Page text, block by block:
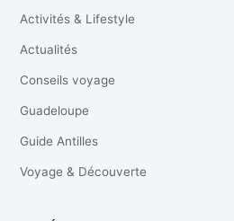
Activités & Lifestyle
Actualités
Conseils voyage
Guadeloupe
Guide Antilles
Voyage & Découverte